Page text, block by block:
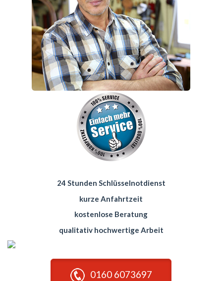
24 Stunden Schlüsselnotdienst
kurze Anfahrtzeit
kostenlose Beratung
qualitativ hochwertige Arbeit
0160 6073697